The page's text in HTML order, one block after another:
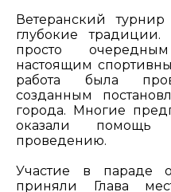
Ветеранский
глубокие
просто
настоящим
работа была
созданным
города. Многие
оказали
проведению.
Участие в параде
приняли Глава